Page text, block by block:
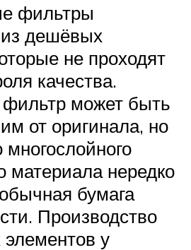
фильтры
из дешёвых
не проходят
качества.
может быть
от оригинала, но
материала нередко
бумага
Производство
у